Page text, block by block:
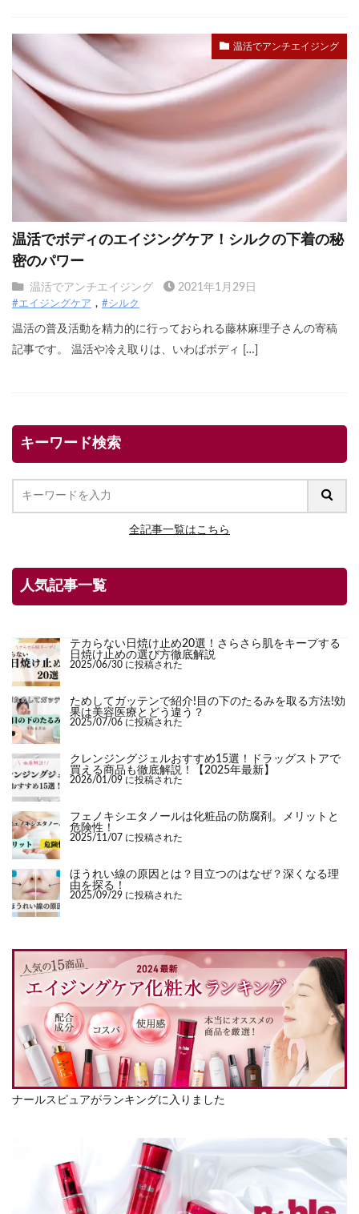
温活でアンチエイジング
温活でボディのエイジングケア！シルクの下着の秘
密のパワー
温活でアンチエイジング 2021年1月29日
#エイジングケア #シルク
温活の普及活動を精力的に行っておられる藤林麻理子さんの寄稿
記事です。 温活や冷え取りは、いわばボディ […]
キーワード検索
全記事一覧はこちら
人気記事一覧
テカらない日焼け止め20選！さらさら肌をキープする
日焼け止めの選び方徹底解説
2025/06/30 に投稿された
ためしてガッテンで紹介!目の下のたるみを取る方法!効
果は美容医療とどう違う？
2025/07/06 に投稿された
クレンジングジェルおすすめ15選！ドラッグストアで
買える商品も徹底解説！【2025年最新】
2026/01/09 に投稿された
フェノキシエタノールは化粧品の防腐剤。メリットと
危険性！
2025/11/07 に投稿された
ほうれい線の原因とは？目立つのはなぜ？深くなる理
由を探る！
2025/09/29 に投稿された
ナールスピュアがランキングに入りました